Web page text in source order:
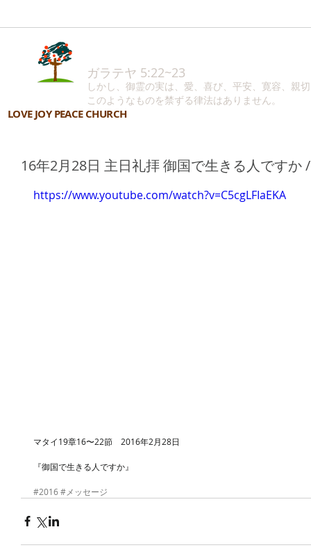
LOVE JOY PEACE CHURCH
ガラテヤ 5:22~23
しかし、御霊の実は、愛、喜び、平安、寛容、親
このようなものを禁ずる律法はありません。
16年2月28日 主日礼拝 御国で生きる人ですか
https://www.youtube.com/watch?v=C5cgLFIaEKA
マタイ19章16〜22節　2016年2月28日
『御国で生きる人ですか』
#2016#メッセージ